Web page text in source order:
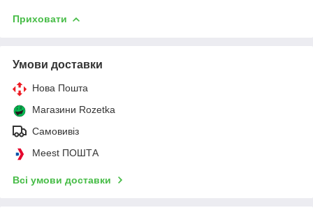
Приховати
Умови доставки
Нова Пошта
Магазини Rozetka
Самовивіз
Meest ПОШТА
Всі умови доставки